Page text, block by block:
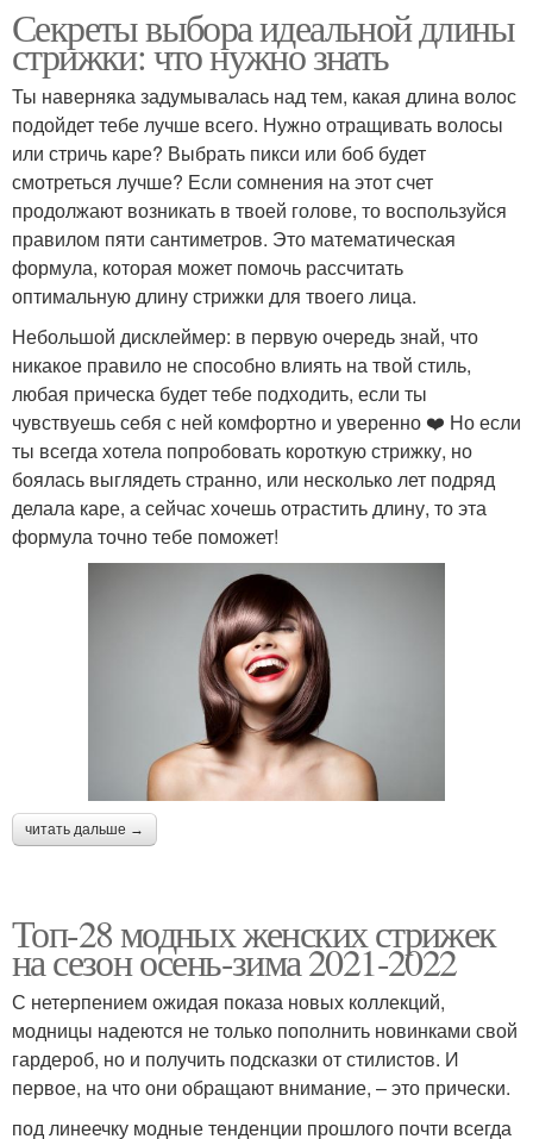
Секреты выбора идеальной длины
стрижки: что нужно знать
Ты наверняка задумывалась над тем, какая длина волос
подойдет тебе лучше всего. Нужно отращивать волосы
или стричь каре? Выбрать пикси или боб будет
смотреться лучше? Если сомнения на этот счет
продолжают возникать в твоей голове, то воспользуйся
правилом пяти сантиметров. Это математическая
формула, которая может помочь рассчитать
оптимальную длину стрижки для твоего лица.
Небольшой дисклеймер: в первую очередь знай, что
никакое правило не способно влиять на твой стиль,
любая прическа будет тебе подходить, если ты
чувствуешь себя с ней комфортно и уверенно ❤️‍ Но если
ты всегда хотела попробовать короткую стрижку, но
боялась выглядеть странно, или несколько лет подряд
делала каре, а сейчас хочешь отрастить длину, то эта
формула точно тебе поможет!
читать дальше →
Топ-28 модных женских стрижек
на сезон осень-зима 2021-2022
С нетерпением ожидая показа новых коллекций,
модницы надеются не только пополнить новинками свой
гардероб, но и получить подсказки от стилистов. И
первое, на что они обращают внимание, – это прически.
под линеечку модные тенденции прошлого почти всегда